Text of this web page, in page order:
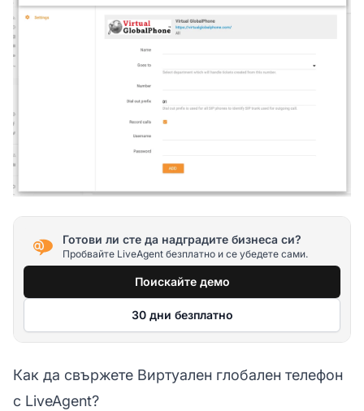
Готови ли сте да надградите бизнеса си?
Пробвайте LiveAgent безплатно и се убедете сами.
Поискайте демо
30 дни безплатно
Как да свържете Виртуален глобален телефон
с LiveAgent?